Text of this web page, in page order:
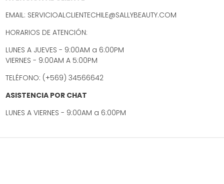
EMAIL: SERVICIOALCLIENTECHILE@SALLYBEAUTY.COM
HORARIOS DE ATENCIÓN:
LUNES A JUEVES - 9:00AM a 6:00PM
VIERNES - 9:00AM A 5:00PM
TELÉFONO: (+569) 34566642
ASISTENCIA POR CHAT
LUNES A VIERNES - 9:00AM a 6:00PM